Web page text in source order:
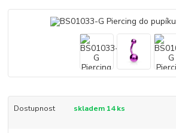
Dostupnost skladem 14 ks